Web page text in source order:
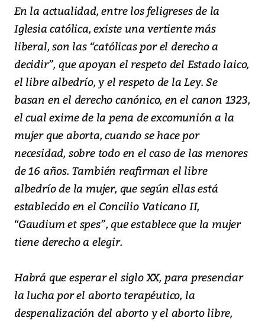
En la actualidad, entre los feligreses de la
Iglesia católica, existe una vertiente más
liberal, son las “católicas por el derecho a
decidir”, que apoyan el respeto del Estado laico,
el libre albedrío, y el respeto de la Ley. Se
basan en el derecho canónico, en el canon 1323,
el cual exime de la pena de excomunión a la
mujer que aborta, cuando se hace por
necesidad, sobre todo en el caso de las menores
de 16 años. También reafirman el libre
albedrío de la mujer, que según ellas está
establecido en el Concilio Vaticano II,
“Gaudium et spes”, que establece que la mujer
tiene derecho a elegir.
Habrá que esperar el siglo XX, para presenciar
la lucha por el aborto terapéutico, la
despenalización del aborto y el aborto libre,